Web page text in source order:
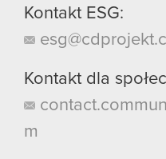
Kontakt ESG:
Kontakt dla
m